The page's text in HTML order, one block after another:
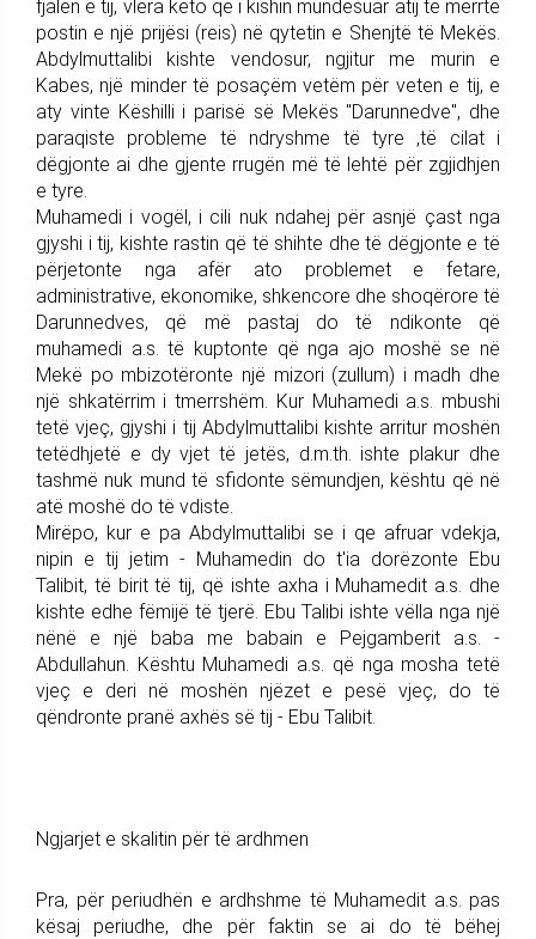
fjalën e tij, vlera këto që i kishin mundësuar atij të merrte
postin e një prijësi (reis) në qytetin e Shenjtë të Mekës.
Abdylmuttalibi kishte vendosur, ngjitur me murin e
Kabes, një minder të posaçëm vetëm për veten e tij, e
aty vinte Këshilli i parisë së Mekës "Darunnedve", dhe
paraqiste probleme të ndryshme të tyre ,të cilat i
dëgjonte ai dhe gjente rrugën më të lehtë për zgjidhjen
e tyre.
Muhamedi i vogël, i cili nuk ndahej për asnjë çast nga
gjyshi i tij, kishte rastin që të shihte dhe të dëgjonte e të
përjetonte nga afër ato problemet e fetare,
administrative, ekonomike, shkencore dhe shoqërore të
Darunnedves, që më pastaj do të ndikonte që
muhamedi a.s. të kuptonte që nga ajo moshë se në
Mekë po mbizotëronte një mizori (zullum) i madh dhe
një shkatërrim i tmerrshëm. Kur Muhamedi a.s. mbushi
tetë vjeç, gjyshi i tij Abdylmuttalibi kishte arritur moshën
tetëdhjetë e dy vjet të jetës, d.m.th. ishte plakur dhe
tashmë nuk mund të sfidonte sëmundjen, kështu që në
atë moshë do të vdiste.
Mirëpo, kur e pa Abdylmuttalibi se i qe afruar vdekja,
nipin e tij jetim - Muhamedin do t'ia dorëzonte Ebu
Talibit, të birit të tij, që ishte axha i Muhamedit a.s. dhe
kishte edhe fëmijë të tjerë. Ebu Talibi ishte vëlla nga një
nënë e një baba me babain e Pejgamberit a.s. -
Abdullahun. Kështu Muhamedi a.s. që nga mosha tetë
vjeç e deri në moshën njëzet e pesë vjeç, do të
qëndronte pranë axhës së tij - Ebu Talibit.
Ngjarjet e skalitin për të ardhmen
Pra, për periudhën e ardhshme të Muhamedit a.s. pas
kësaj periudhe, dhe për faktin se ai do të bëhej